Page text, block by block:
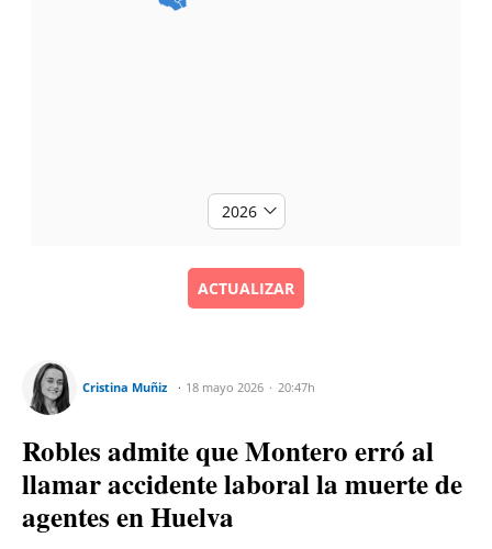
ACTUALIZAR
Cristina Muñiz 18 mayo 2026 20:47h
Robles admite que Montero erró al
llamar accidente laboral la muerte de
agentes en Huelva